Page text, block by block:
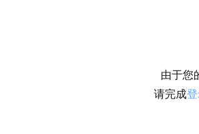
由于您
请完成